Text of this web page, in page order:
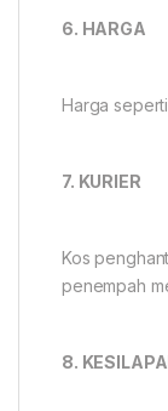
6. HARGA
Harga
7. KURIER
Kos
penempah
8.